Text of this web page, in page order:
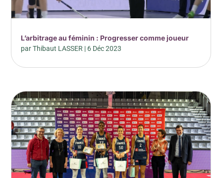
L’arbitrage au féminin : Progresser comme joueur
parThibaut LASSER | 6 Déc 2023